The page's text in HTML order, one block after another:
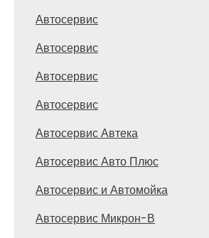
Автосервис
Автосервис
Автосервис
Автосервис
Автосервис Автека
Автосервис Авто Плюс
Автосервис и Автомойка
Автосервис Микрон-В